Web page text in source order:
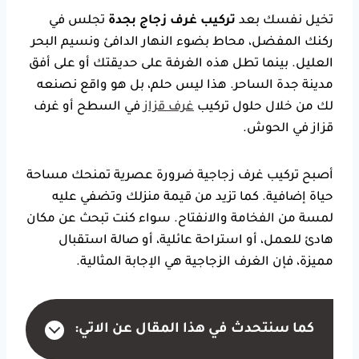
تخيل نفسك بعد تركيب غرف زجاج بجدة تجلس في
ركنك المفضل، محاط بضوء النهار الدافئ ونسيم البحر
العليل. بينما تطل هذه الغرفة على حديقتك أو على أفق
مدينة جدة الساحر. هذا ليس حلم، بل هو واقع نصنعه
لك من خلال حلول تركيب غرف قزازفي السطح أو غرف
قزاز في الحوش.
أصبح تركيب غرف زجاجية ضرورة عصرية تمنحك مساحة
حياة إضافية. كما تزيد من قيمة منزلك وتضفي عليه
لمسة من الفخامة والانفتاح. سواء كنت تبحث عن مكان
هادئ للعمل، أو استراحة عائلية، أو صالة استقبال
مميزة، فإن الغرف الزجاجية هي الإجابة المثالية.
كما سنتحدث في هذا المقال عن الاتي: